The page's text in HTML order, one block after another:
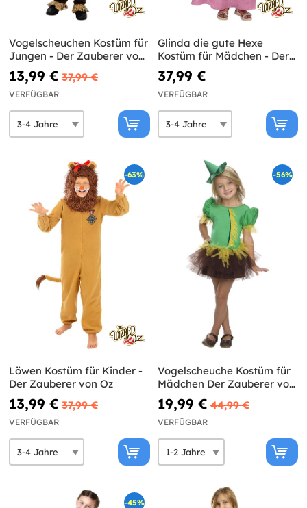
Vogelscheuchen Kostüm für
Jungen - Der Zauberer von
Oz
13,99 € 37,99 €
VERFÜGBAR
Glinda die gute Hexe
Kostüm für Mädchen - Der
Zauberer von Oz
37,99 €
VERFÜGBAR
-63%
Löwen Kostüm für Kinder -
Der Zauberer von Oz
13,99 € 37,99 €
VERFÜGBAR
-56%
Vogelscheuche Kostüm für
Mädchen Der Zauberer von
Oz
19,99 € 44,99 €
VERFÜGBAR
-45%